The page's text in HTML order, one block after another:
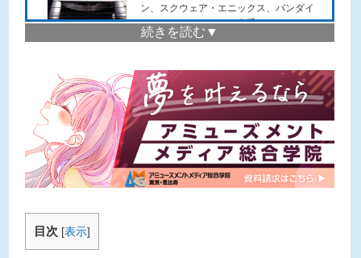
ン、スクウェア・エニックス、バンダイ
ナムコゲームスなど、大手ゲームメーカ
ーで活躍しています。
東京恵比寿にあるゲーム、アニメ、マン
ガ、小説、声優などの業界や 職業を目指
す方のための専門の学校です。ゲームク
リエイター学科のurlはこちら。
就職率は100%で（2022年実績）多くの
卒業生は、セガゲームス、カプコン、レ
ベルファイブ、スクウェア・ エニックス
などといった有名ゲーム企業に就職を
目次 [表示]